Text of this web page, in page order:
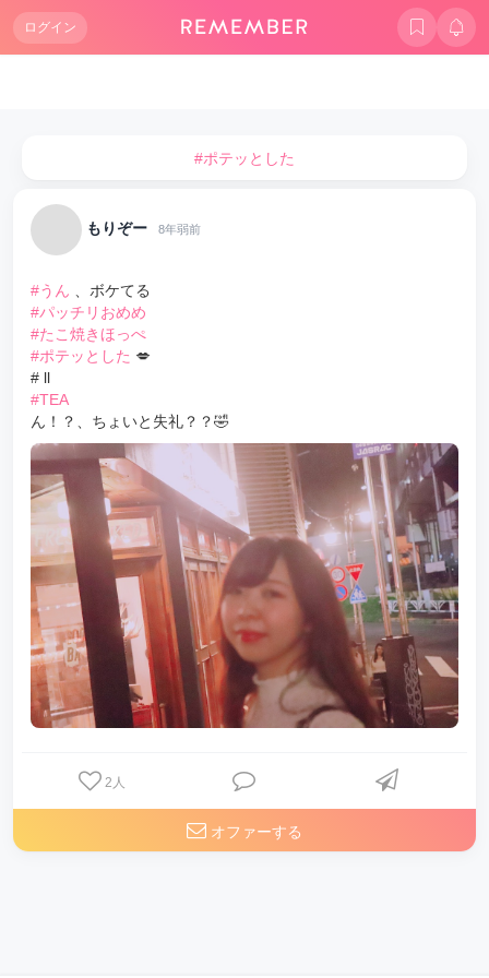
ログイン
#ポテッとした
もりぞー 8年弱前
#うん
、ボケてる
#パッチリおめめ
#たこ焼きほっぺ
#ポテッとした 💋
# ll
#TEA
ん！？、ちょいと失礼？？🤣
2 人
オファーする